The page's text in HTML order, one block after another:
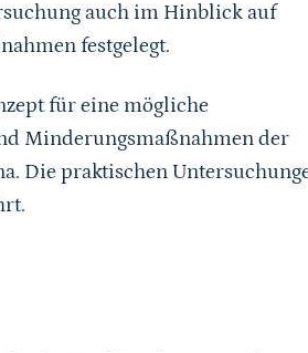
auch im Hinblick auf
festgelegt.
für eine mögliche
Minderungsmaßnahmen der
Die praktischen